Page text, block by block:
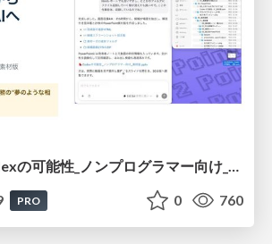
PRO 0 760